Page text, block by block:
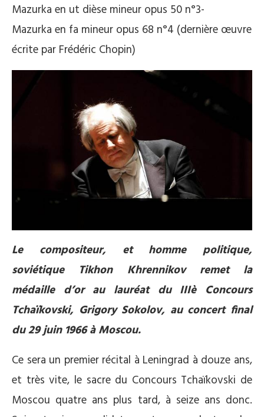
Mazurka en ut dièse mineur opus 50 n°3-
Mazurka en fa mineur opus 68 n°4 (dernière œuvre
écrite par Frédéric Chopin)
Le compositeur, et homme politique,
soviétique Tikhon Khrennikov remet la
médaille d’or au lauréat du IIIè Concours
Tchaïkovski, Grigory Sokolov, au concert final
du 29 juin 1966 à Moscou.
Ce sera un premier récital à Leningrad à douze ans,
et très vite, le sacre du Concours Tchaïkovski de
Moscou quatre ans plus tard, à seize ans donc.